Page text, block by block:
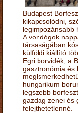
Budapest
kikapcsolódni,
legimpozánsabb
A vendégek
társaságában
külföldi kiállító
Egri borvidék, a
gasztronómia és
hungarikum
legszebb
gazdag zenei és
felejthetetlenné.